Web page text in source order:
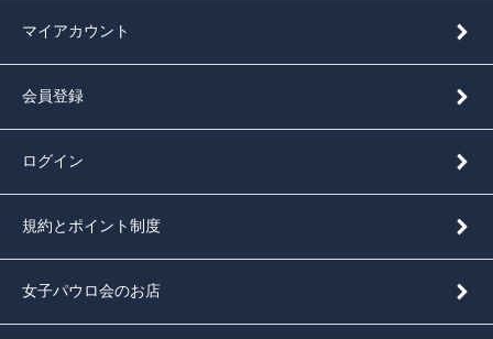
マイアカウント
会員登録
ログイン
規約とポイント制度
女子パウロ会のお店